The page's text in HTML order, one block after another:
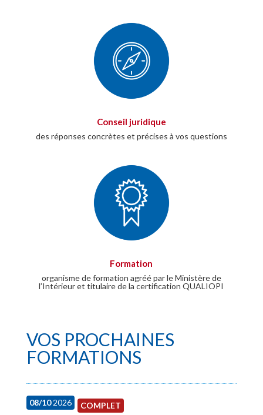
Conseil juridique
des réponses concrètes et précises à vos questions
Formation
organisme de formation agréé par le Ministère de
l’Intérieur et titulaire de la certification QUALIOPI
VOS PROCHAINES
FORMATIONS
08/102026 COMPLET